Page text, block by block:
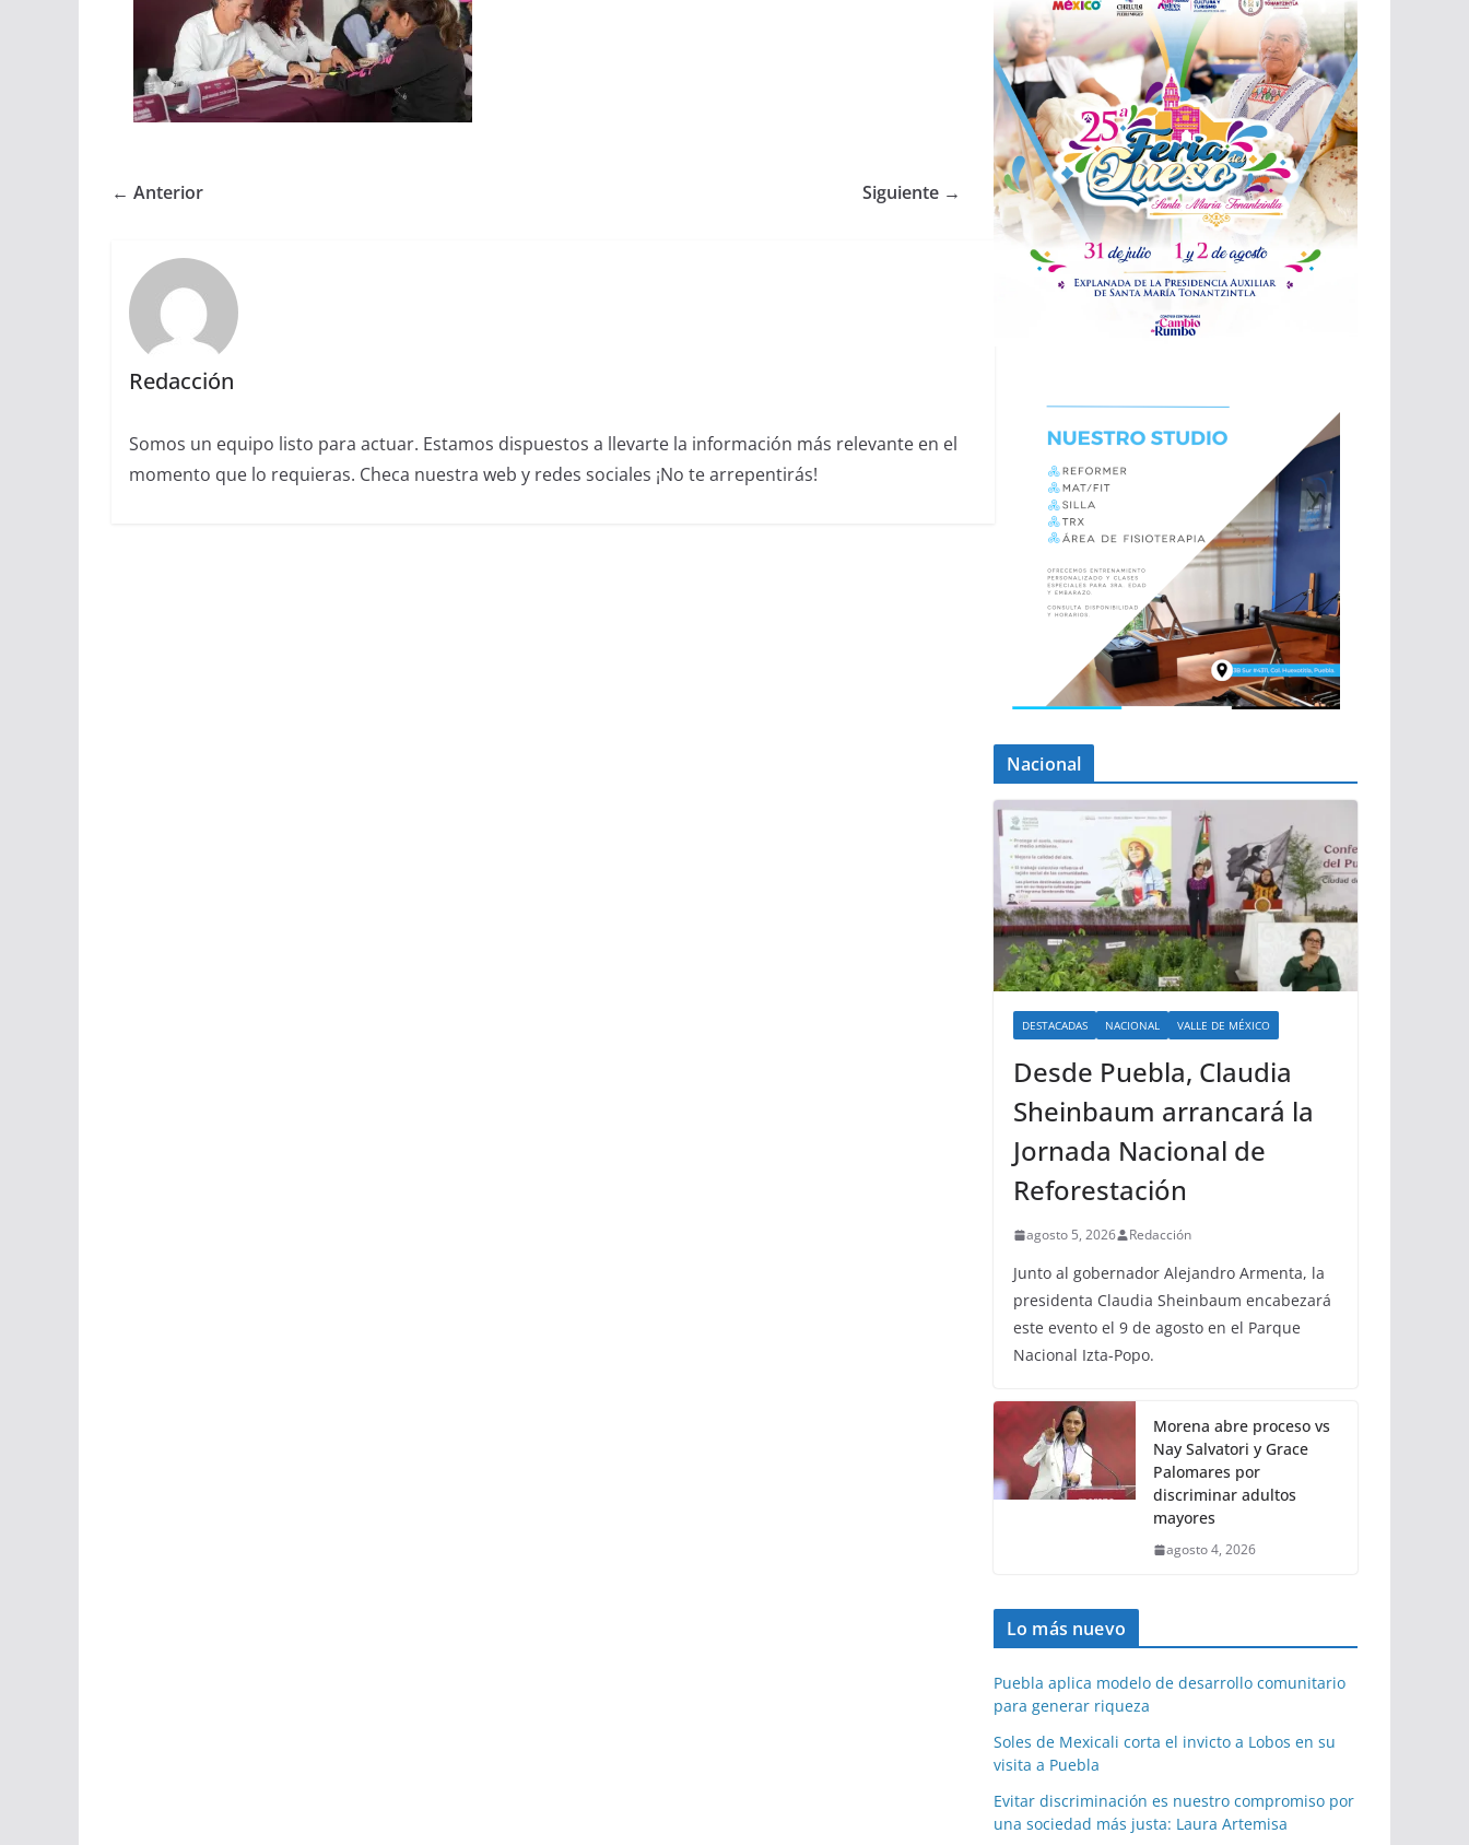
← Anterior Siguiente →
Redacción
Somos un equipo listo para actuar. Estamos dispuestos a llevarte la información más relevante en el
momento que lo requieras. Checa nuestra web y redes sociales ¡No te arrepentirás!
Nacional
DESTACADAS NACIONAL VALLE DE MÉXICO
Desde Puebla, Claudia
Sheinbaum arrancará la
Jornada Nacional de
Reforestación
agosto 5, 2026 Redacción
Junto al gobernador Alejandro Armenta, la
presidenta Claudia Sheinbaum encabezará
este evento el 9 de agosto en el Parque
Nacional Izta-Popo.
Morena abre proceso vs
Nay Salvatori y Grace
Palomares por
discriminar adultos
mayores
agosto 4, 2026
Lo más nuevo
Puebla aplica modelo de desarrollo comunitario
para generar riqueza
Soles de Mexicali corta el invicto a Lobos en su
visita a Puebla
Evitar discriminación es nuestro compromiso por
una sociedad más justa: Laura Artemisa